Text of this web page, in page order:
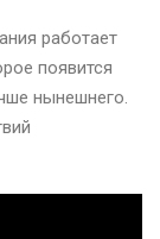
работает
появится
нынешнего.